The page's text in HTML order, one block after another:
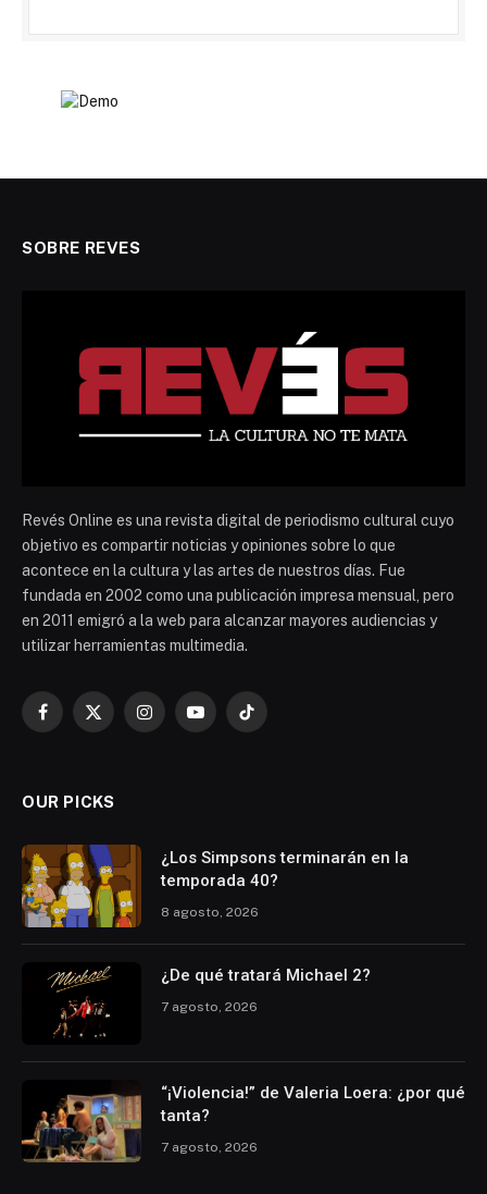
SOBRE REVES
Revés Online es una revista digital de periodismo cultural cuyo
objetivo es compartir noticias y opiniones sobre lo que
acontece en la cultura y las artes de nuestros días. Fue
fundada en 2002 como una publicación impresa mensual, pero
en 2011 emigró a la web para alcanzar mayores audiencias y
utilizar herramientas multimedia.
Facebook
X
InstagramYouTubeTikTok
OUR PICKS
¿Los Simpsons terminarán en la
temporada 40?
8 agosto, 2026
¿De qué tratará Michael 2?
7 agosto, 2026
“¡Violencia!” de Valeria Loera: ¿por qué
tanta?
7 agosto, 2026